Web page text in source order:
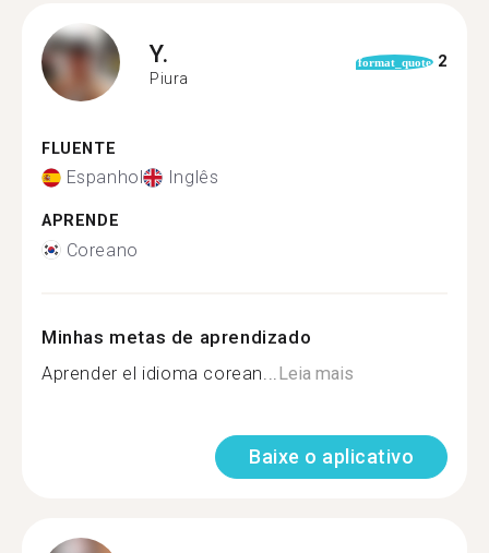
Y.
Piura
format_quote 2
FLUENTE
Espanhol Inglês
APRENDE
Coreano
Minhas metas de aprendizado
Aprender el idioma corean... Leia mais
Baixe o aplicativo